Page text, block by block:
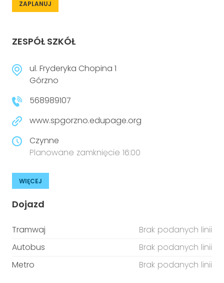
ZAPLANUJ
ZESPÓŁ SZKÓŁ
ul. Fryderyka Chopina 1
Górzno
568989107
www.spgorzno.edupage.org
Czynne
Planowane zamknięcie 16:00
WIĘCEJ
Dojazd
Tramwaj
Brak podanych linii
Autobus
Brak podanych linii
Metro
Brak podanych linii